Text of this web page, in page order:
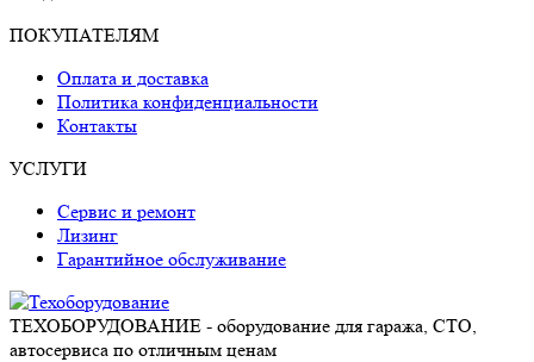
Почта
opens
new
Вконтакте
opens
new
Whatsapp
opens
new
Telegram
opens
new
ПОКУПАТЕЛЯМ
Оплата и доставка
Политика конфиденциальности
Контакты
УСЛУГИ
Сервис и ремонт
Лизинг
Гарантийное обслуживание
ТЕХОБОРУДОВАНИЕ - оборудование для гаража, СТО,
автосервиса по отличным ценам